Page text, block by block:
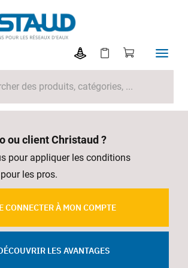
ou client Christaud ?
pour appliquer les conditions
les pros.
CONNECTER À MON COMPTE
LES AVANTAGES